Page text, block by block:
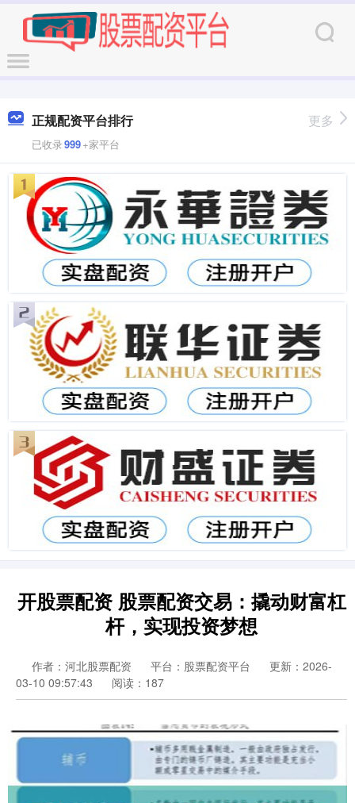
正规配资平台排行
已收录999+家平台
更多
开股票配资 股票配资交易：撬动财富杠
杆，实现投资梦想
作者：河北股票配资 平台：股票配资平台
更新：2026-
03-10 09:57:43
阅读：187